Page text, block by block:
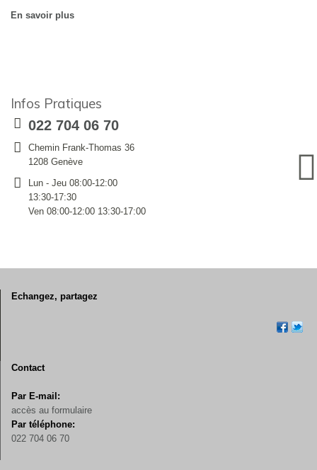
En savoir plus
Infos Pratiques
022 704 06 70
Chemin Frank-Thomas 36
1208 Genève
Lun - Jeu 08:00-12:00
13:30-17:30
Ven 08:00-12:00 13:30-17:00
Echangez, partagez
Contact
Par E-mail:
accès au formulaire
Par téléphone:
022 704 06 70